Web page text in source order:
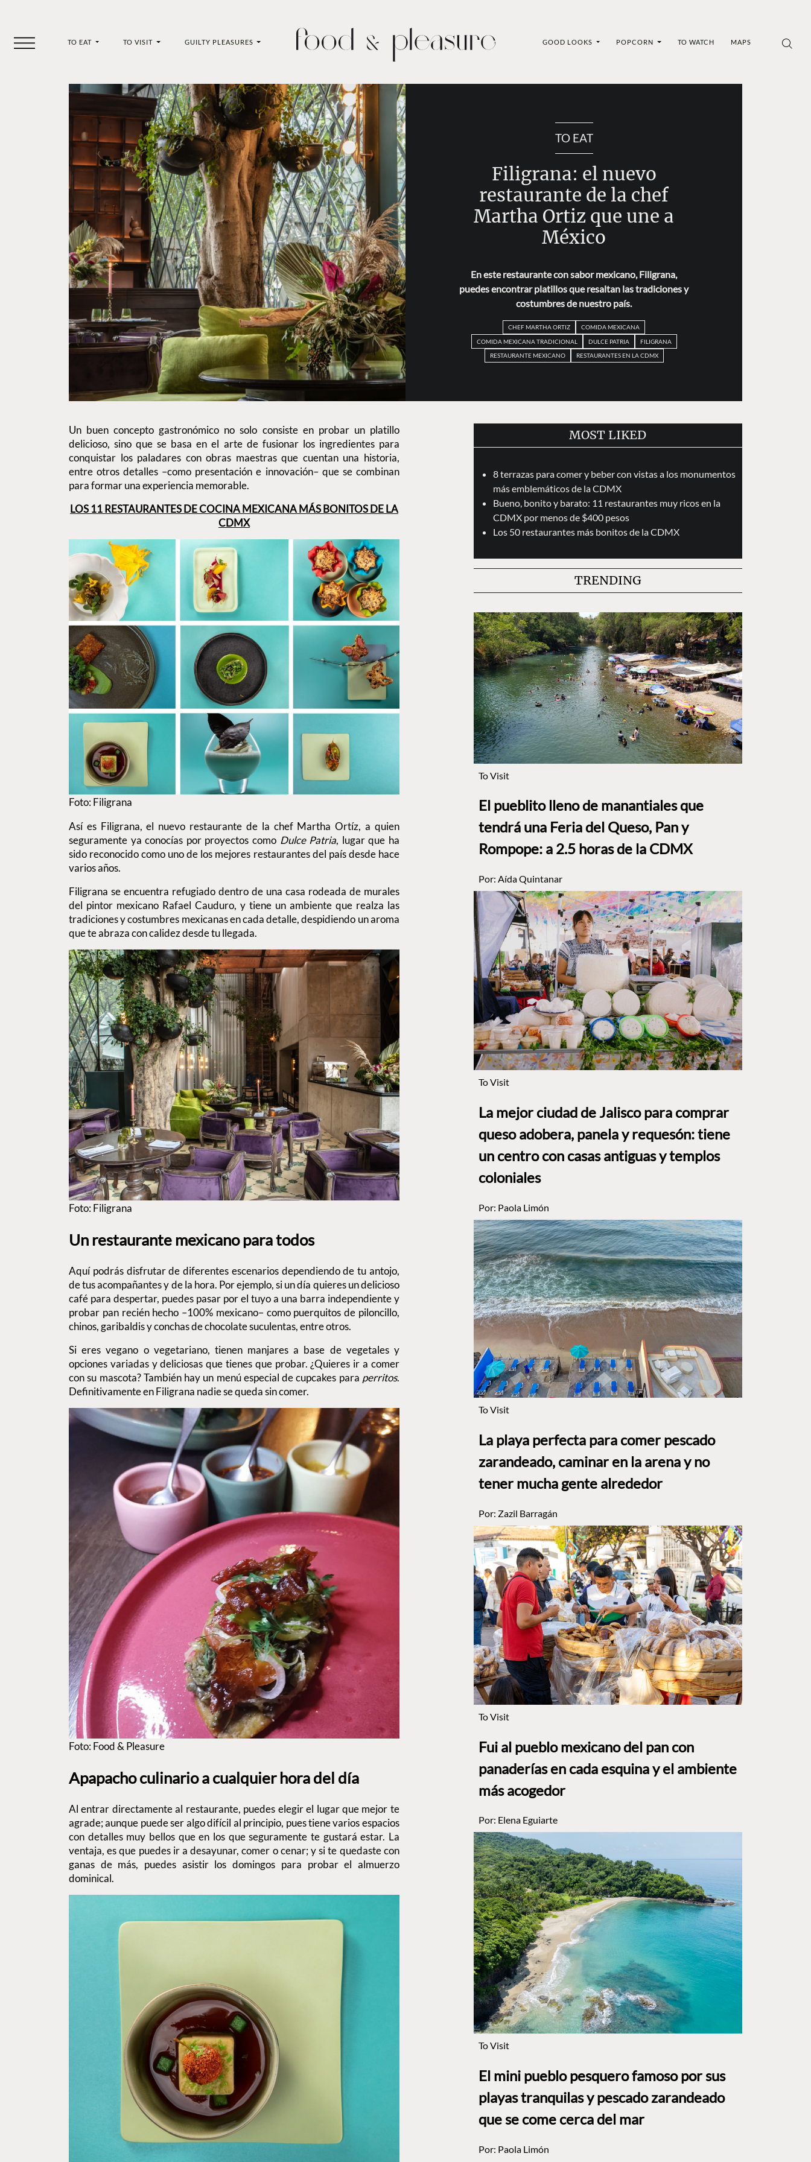
TO EAT TO VISIT GUILTY PLEASURES GOOD LOOKS POPCORN TO WATCH MAPS
TO EAT
Filigrana: el nuevo
restaurante de la chef
Martha Ortiz que une a
México
En este restaurante con sabor mexicano, Filigrana,
puedes encontrar platillos que resaltan las tradiciones y
costumbres de nuestro país.
CHEF MARTHA ORTIZ
COMIDA MEXICANA
COMIDA MEXICANA TRADICIONAL
DULCE PATRIA
FILIGRANA
RESTAURANTE MEXICANO
RESTAURANTES EN LA CDMX
Un buen concepto gastronómico no solo consiste en probar un platillo
delicioso, sino que se basa en el arte de fusionar los ingredientes para
conquistar los paladares con obras maestras que cuentan una historia,
entre otros detalles –como presentación e innovación– que se combinan
para formar una experiencia memorable.
LOS 11 RESTAURANTES DE COCINA MEXICANA MÁS BONITOS DE LA
CDMX
Foto: Filigrana
Así es Filigrana, el nuevo restaurante de la chef Martha Ortíz, a quien
seguramente ya conocías por proyectos como Dulce Patria, lugar que ha
sido reconocido como uno de los mejores restaurantes del país desde hace
varios años.
Filigrana se encuentra refugiado dentro de una casa rodeada de murales
del pintor mexicano Rafael Cauduro, y tiene un ambiente que realza las
tradiciones y costumbres mexicanas en cada detalle, despidiendo un aroma
que te abraza con calidez desde tu llegada.
Foto: Filigrana
Un restaurante mexicano para todos
Aquí podrás disfrutar de diferentes escenarios dependiendo de tu antojo,
de tus acompañantes y de la hora. Por ejemplo, si un día quieres un delicioso
café para despertar, puedes pasar por el tuyo a una barra independiente y
probar pan recién hecho –100% mexicano– como puerquitos de piloncillo,
chinos, garibaldis y conchas de chocolate suculentas, entre otros.
Si eres vegano o vegetariano, tienen manjares a base de vegetales y
opciones variadas y deliciosas que tienes que probar. ¿Quieres ir a comer
con su mascota? También hay un menú especial de cupcakes para perritos.
Definitivamente en Filigrana nadie se queda sin comer.
Foto: Food & Pleasure
Apapacho culinario a cualquier hora del día
Al entrar directamente al restaurante, puedes elegir el lugar que mejor te
agrade; aunque puede ser algo difícil al principio, pues tiene varios espacios
con detalles muy bellos que en los que seguramente te gustará estar. La
ventaja, es que puedes ir a desayunar, comer o cenar; y si te quedaste con
ganas de más, puedes asistir los domingos para probar el almuerzo
dominical.
MOST LIKED
8 terrazas para comer y beber con vistas a los monumentos
más emblemáticos de la CDMX
Bueno, bonito y barato: 11 restaurantes muy ricos en la
CDMX por menos de $400 pesos
Los 50 restaurantes más bonitos de la CDMX
TRENDING
To Visit
El pueblito lleno de manantiales que
tendrá una Feria del Queso, Pan y
Rompope: a 2.5 horas de la CDMX
Por: Aída Quintanar
To Visit
La mejor ciudad de Jalisco para comprar
queso adobera, panela y requesón: tiene
un centro con casas antiguas y templos
coloniales
Por: Paola Limón
To Visit
La playa perfecta para comer pescado
zarandeado, caminar en la arena y no
tener mucha gente alrededor
Por: Zazil Barragán
To Visit
Fui al pueblo mexicano del pan con
panaderías en cada esquina y el ambiente
más acogedor
Por: Elena Eguiarte
To Visit
El mini pueblo pesquero famoso por sus
playas tranquilas y pescado zarandeado
que se come cerca del mar
Por: Paola Limón